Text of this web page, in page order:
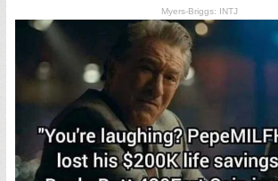
Myers-Briggs: INTJ